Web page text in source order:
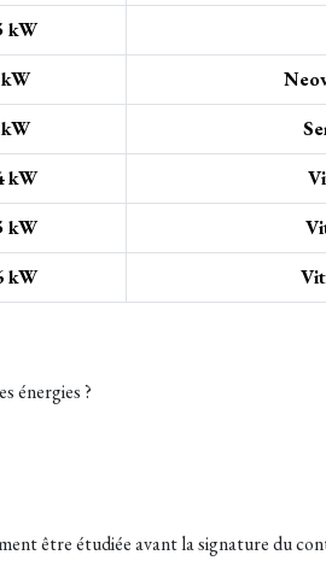
kW
kW
kW
kW
énergies ?
être étudiée avant la signature du